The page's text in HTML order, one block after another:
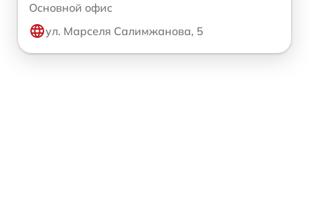
Основной офис
ул. Марселя Салимжанова, 5